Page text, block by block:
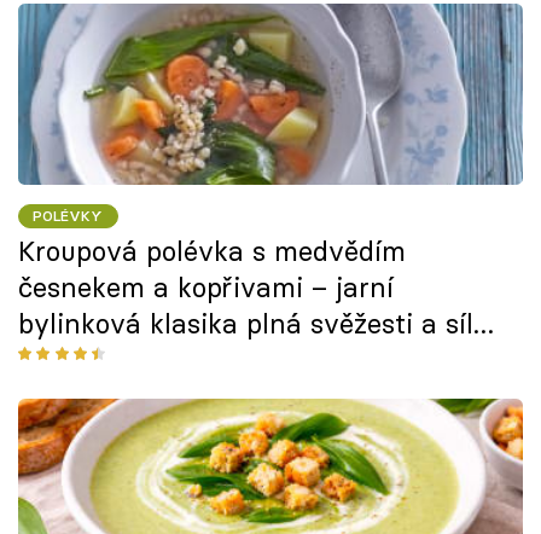
POLÉVKY
Kroupová polévka s medvědím
česnekem a kopřivami – jarní
bylinková klasika plná svěžesti a síly
přírody